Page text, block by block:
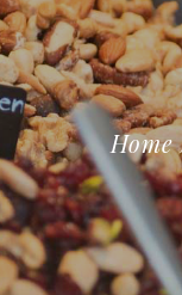
Home